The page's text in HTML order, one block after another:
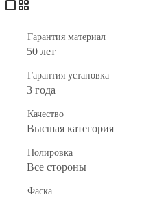
Гарантия материал
50 лет
Гарантия установка
3 года
Качество
Высшая категория
Полировка
Все стороны
Фаска